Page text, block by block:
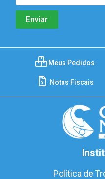
Meus Pedidos
Notas Fiscais
Política de